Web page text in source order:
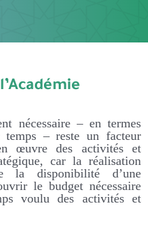
nécessaire – en termes
– reste un facteur
œuvre des activités et
car la réalisation
la disponibilité d’une
le budget nécessaire
voulu des activités et